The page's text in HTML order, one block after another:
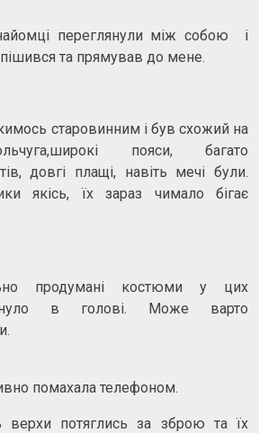
переглянули між собою і
та прямував до мене.
старовинним і був схожий на
пояси, багато
довгі плащі, навіть мечі були.
якісь, їх зараз чимало бігає
продумані костюми у цих
в голові. Може варто
помахала телефоном.
верхи потяглись за зброю та їх